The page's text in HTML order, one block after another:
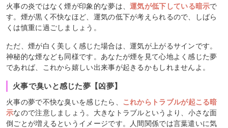
火事の炎ではなく煙が印象的な夢は、運気が低下している暗示で
す。煙が黒く不快なほど、運気の低下が考えられるので、しばら
くは慎重に過ごしましょう。
ただ、煙が白く美しく感じた場合は、運気が上がるサインです。
神秘的な煙なども同様です。あなたが煙を見て心地よく感じた夢
であれば、これから嬉しい出来事が起きるかもしれませんよ。
火事で臭いと感じた夢【凶夢】
火事の夢で不快な臭いを感じたら、 これからトラブルが起こる暗
示なので注意しましょう。大きなトラブルというより、小さな面
倒ごとが増えるというイメージです。人間関係では言葉遣いに気